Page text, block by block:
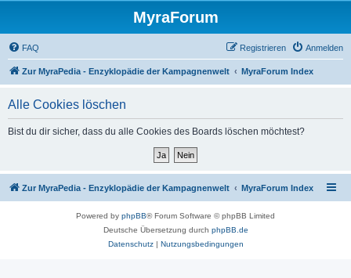
MyraForum
FAQ Anmelden
Registrieren
Zur MyraPedia - Enzyklopädie der Kampagnenwelt MyraForum Index
Alle Cookies löschen
Bist du dir sicher, dass du alle Cookies des Boards löschen möchtest?
Zur MyraPedia - Enzyklopädie der Kampagnenwelt MyraForum Index
Powered by phpBB® Forum Software © phpBB Limited
Deutsche Übersetzung durch phpBB.de
Datenschutz| Nutzungsbedingungen